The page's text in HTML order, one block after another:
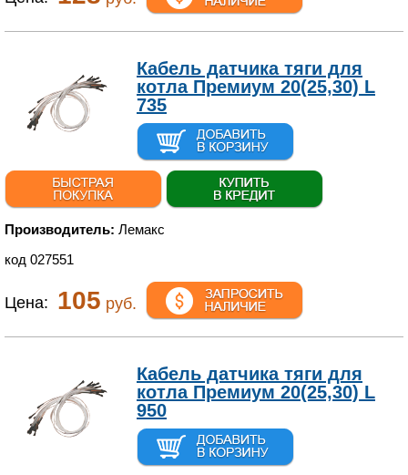
Кабель датчика тяги для
котла Премиум 20(25,30) L
735
Производитель: Лемакс
код 027551
Цена: 105 руб.
Кабель датчика тяги для
котла Премиум 20(25,30) L
950